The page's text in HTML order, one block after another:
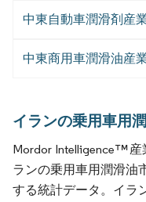
中東自動車潤滑剤産
中東商用車潤滑油産
イランの乗用車用
Mordor Intelligence™
ランの乗用車用潤滑油
する統計データ。イラ